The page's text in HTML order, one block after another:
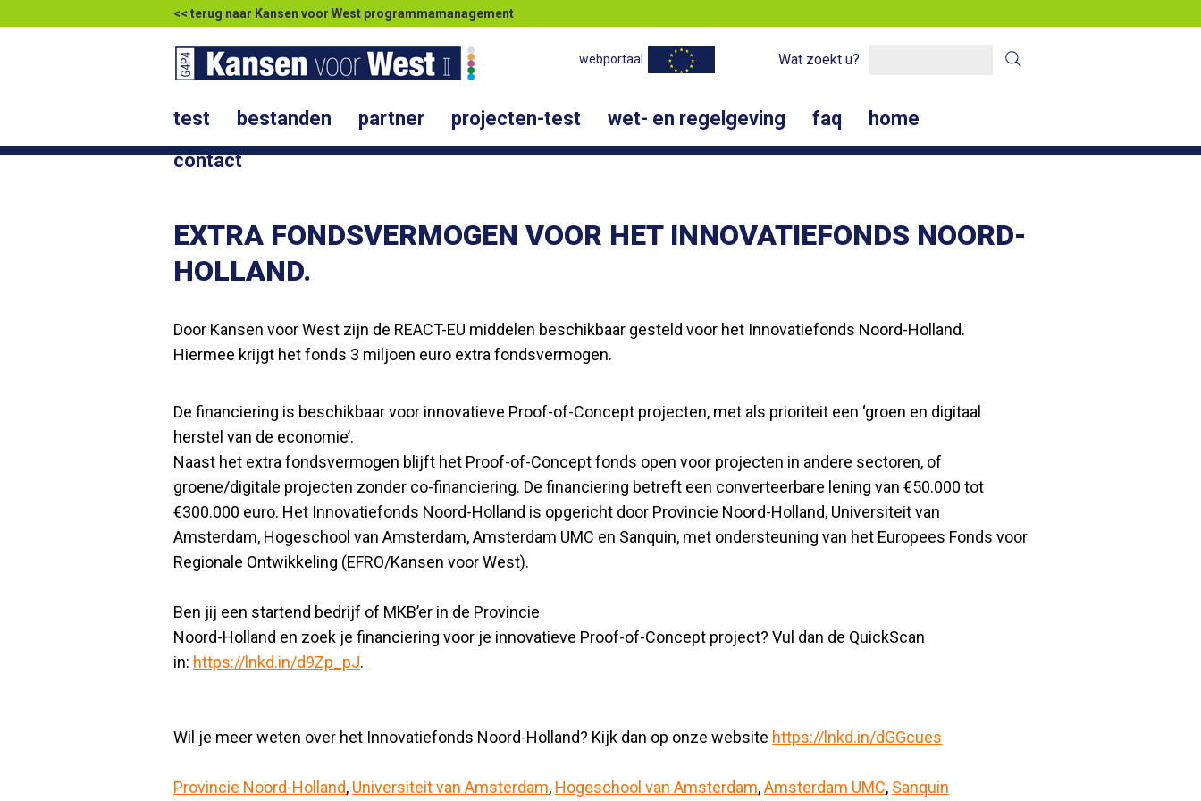
<< terug naar Kansen voor West programmamanagement
Wat zoekt u?
webportaal
test bestanden partner projecten-test wet- en regelgeving faq
home
contact
EXTRA FONDSVERMOGEN VOOR HET INNOVATIEFONDS NOORD-
HOLLAND.
Door Kansen voor West zijn de REACT-EU middelen beschikbaar gesteld voor het Innovatiefonds Noord-Holland.
Hiermee krijgt het fonds 3 miljoen euro extra fondsvermogen.
De financiering is beschikbaar voor innovatieve Proof-of-Concept projecten, met als prioriteit een ‘groen en digitaal
herstel van de economie’.
Naast het extra fondsvermogen blijft het Proof-of-Concept fonds open voor projecten in andere sectoren, of
groene/digitale projecten zonder co-financiering. De financiering betreft een converteerbare lening van €50.000 tot
€300.000 euro. Het Innovatiefonds Noord-Holland is opgericht door Provincie Noord-Holland, Universiteit van
Amsterdam, Hogeschool van Amsterdam, Amsterdam UMC en Sanquin, met ondersteuning van het Europees Fonds voor
Regionale Ontwikkeling (EFRO/Kansen voor West).
Ben jij een startend bedrijf of MKB’er in de Provincie
Noord-Holland en zoek je financiering voor je innovatieve Proof-of-Concept project? Vul dan de QuickScan
in: https://lnkd.in/d9Zp_pJ.
Wil je meer weten over het Innovatiefonds Noord-Holland? Kijk dan op onze website https://lnkd.in/dGGcues
Provincie Noord-Holland, Universiteit van Amsterdam, Hogeschool van Amsterdam,Amsterdam UMC, Sanquin